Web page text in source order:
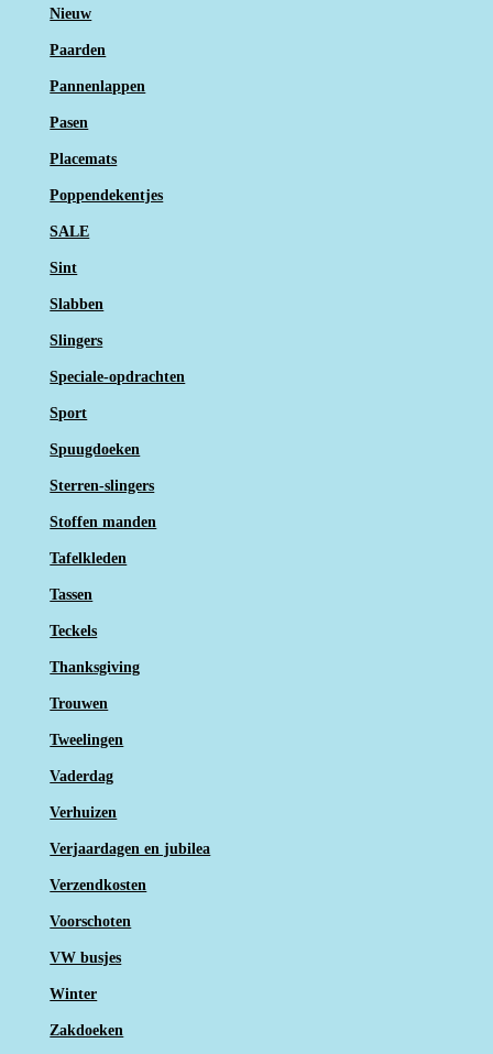
Nieuw
Paarden
Pannenlappen
Pasen
Placemats
Poppendekentjes
SALE
Sint
Slabben
Slingers
Speciale-opdrachten
Sport
Spuugdoeken
Sterren-slingers
Stoffen manden
Tafelkleden
Tassen
Teckels
Thanksgiving
Trouwen
Tweelingen
Vaderdag
Verhuizen
Verjaardagen en jubilea
Verzendkosten
Voorschoten
VW busjes
Winter
Zakdoeken